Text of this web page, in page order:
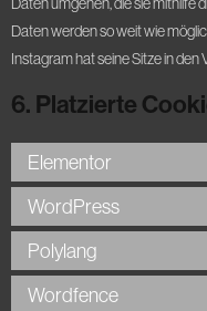
Daten werden so weit wie
Instagram hat seine Sitze in den
6. Platzierte
Elementor
Consent to service elementor
WordPress
Consent to service wordpress
Polylang
Consent to service polylang
Wordfence